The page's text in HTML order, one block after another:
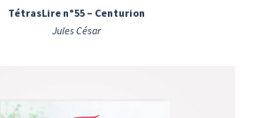
TétrasLire n°55 – Centurion
Jules César